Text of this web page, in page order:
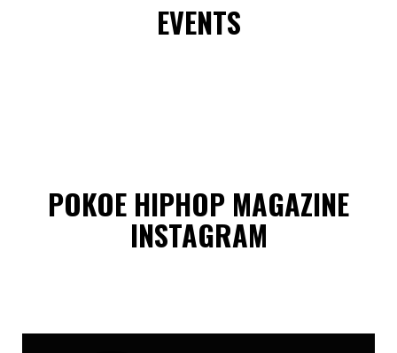
EVENTS
POKOE HIPHOP MAGAZINE
INSTAGRAM